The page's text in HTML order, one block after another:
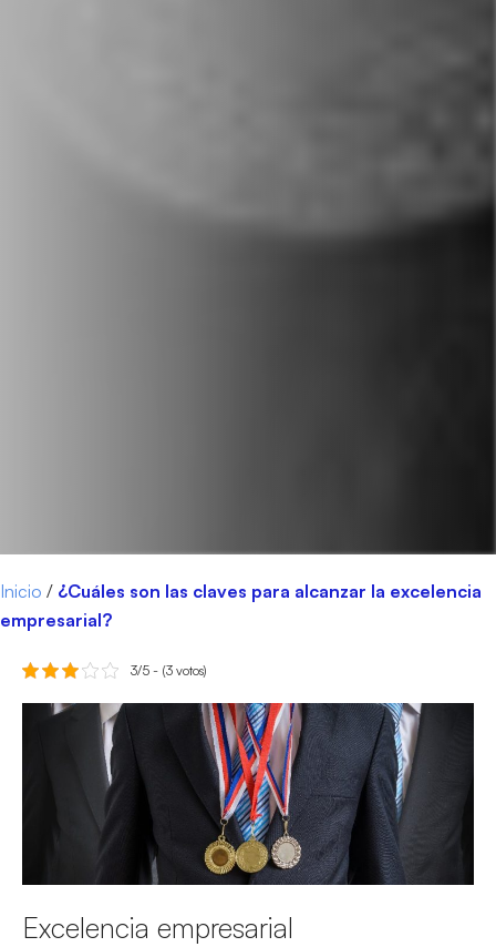
Inicio / ¿Cuáles son las claves para alcanzar la excelencia
empresarial?
3/5 - (3 votos)
Excelencia empresarial